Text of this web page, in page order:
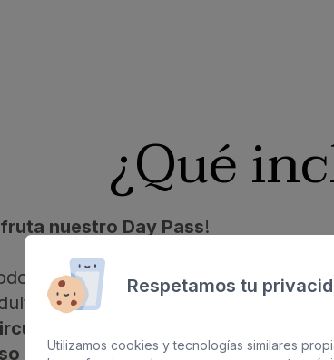
¿Qué
nuestro Day Pass!
los días de 11:00 - 18:00
45€
spa 2 horas
(no incluye toallas
de piscina y hamacas.
Respetamos tu
Utilizamos cookies y tecnologías similares